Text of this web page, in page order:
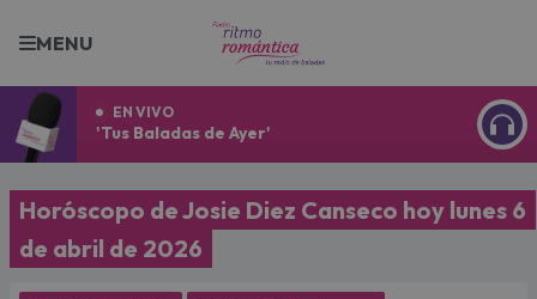
MENU
EN VIVO
'Tus Baladas de Ayer'
Horóscopo de Josie Diez Canseco hoy lunes 6
de abril de 2026